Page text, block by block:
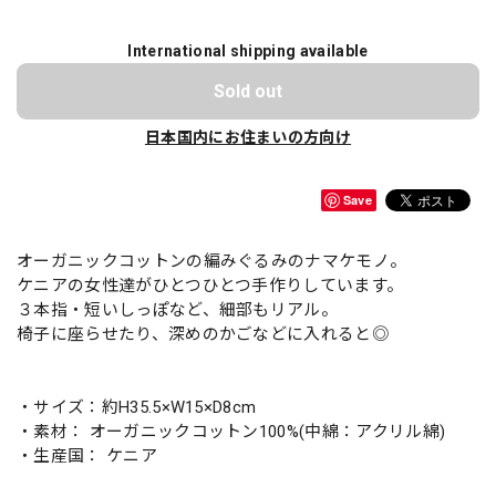
International shipping available
Sold out
日本国内にお住まいの方向け
Save
オーガニックコットンの編みぐるみのナマケモノ。
ケニアの女性達がひとつひとつ手作りしています。
３本指・短いしっぽなど、細部もリアル。
椅子に座らせたり、深めのかごなどに入れると◎
・サイズ：約H35.5×W15×D8cm
・素材： オーガニックコットン100%(中綿：アクリル綿)
・生産国： ケニア